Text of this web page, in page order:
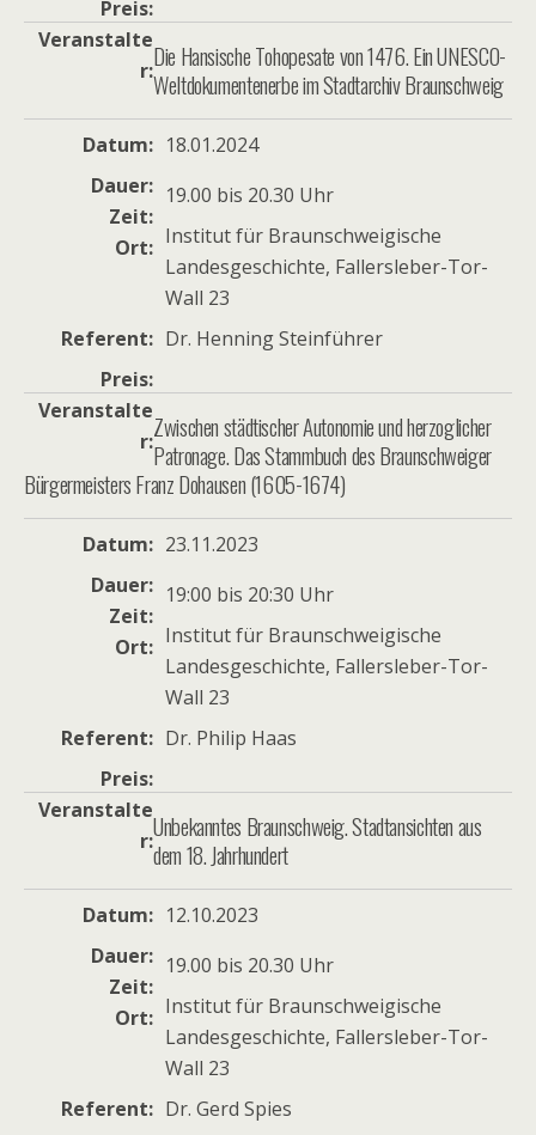
Preis
Veranstalte
r Die Hansische Tohopesate von 1476. Ein UNESCO-
Weltdokumentenerbe im Stadtarchiv Braunschweig
Datum
18.01.2024
Dauer
Zeit
19.00 bis 20.30 Uhr
Ort
Institut für Braunschweigische
Landesgeschichte, Fallersleber-Tor-
Wall 23
Referent
Dr. Henning Steinführer
Preis
Veranstalte
r Zwischen städtischer Autonomie und herzoglicher
Patronage. Das Stammbuch des Braunschweiger
Bürgermeisters Franz Dohausen (1605-1674)
Datum
23.11.2023
Dauer
Zeit
19:00 bis 20:30 Uhr
Ort
Institut für Braunschweigische
Landesgeschichte, Fallersleber-Tor-
Wall 23
Referent
Dr. Philip Haas
Preis
Veranstalte
rUnbekanntes Braunschweig. Stadtansichten aus
dem 18. Jahrhundert
Datum
12.10.2023
Dauer
Zeit
19.00 bis 20.30 Uhr
Ort
Institut für Braunschweigische
Landesgeschichte, Fallersleber-Tor-
Wall 23
Referent
Dr. Gerd Spies